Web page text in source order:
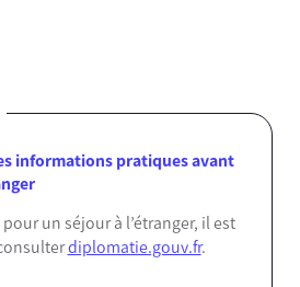
informations pratiques avant
un séjour à l’étranger, il est
diplomatie.gouv.fr.